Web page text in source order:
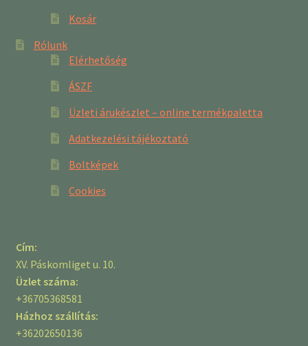
Kosár
Rólunk
Elérhetőség
ÁSZF
Üzleti árukészlet – online termékpaletta
Adatkezelési tájékoztató
Boltképek
Cookies
Cím:
XV. Páskomliget u. 10.
Üzlet száma:
+36705368581
Házhoz szállítás:
+36202650136